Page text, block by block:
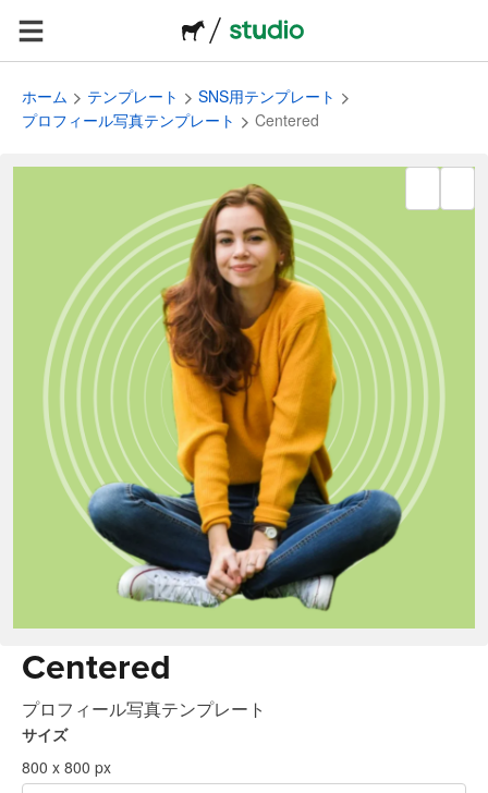
ホーム テンプレート
SNS用テンプレート
プロフィール写真テンプレート
Centered
Centered
プロフィール写真テンプレート
サイズ
800 x 800 px